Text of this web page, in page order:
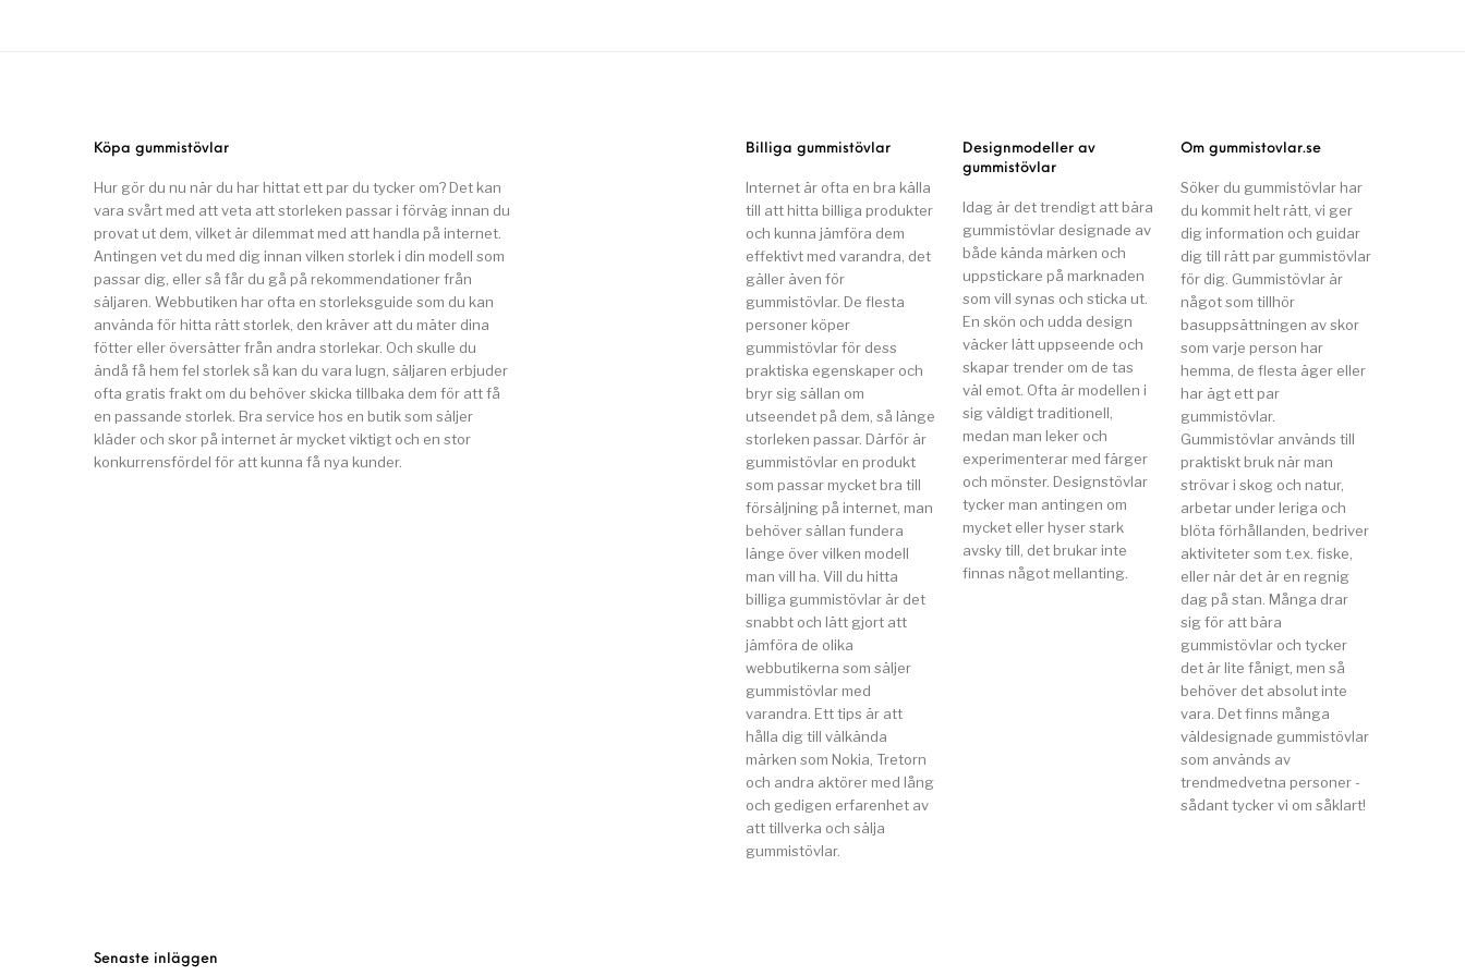
Köpa gummistövlar
Hur gör du nu när du har hittat ett par du tycker om? Det kan
vara svårt med att veta att storleken passar i förväg innan du
provat ut dem, vilket är dilemmat med att handla på internet.
Antingen vet du med dig innan vilken storlek i din modell som
passar dig, eller så får du gå på rekommendationer från
säljaren. Webbutiken har ofta en storleksguide som du kan
använda för hitta rätt storlek, den kräver att du mäter dina
fötter eller översätter från andra storlekar. Och skulle du
ändå få hem fel storlek så kan du vara lugn, säljaren erbjuder
ofta gratis frakt om du behöver skicka tillbaka dem för att få
en passande storlek. Bra service hos en butik som säljer
kläder och skor på internet är mycket viktigt och en stor
konkurrensfördel för att kunna få nya kunder.
Billiga gummistövlar
Internet är ofta en bra källa
till att hitta billiga produkter
och kunna jämföra dem
effektivt med varandra, det
gäller även för
gummistövlar. De flesta
personer köper
gummistövlar för dess
praktiska egenskaper och
bryr sig sällan om
utseendet på dem, så länge
storleken passar. Därför är
gummistövlar en produkt
som passar mycket bra till
försäljning på internet, man
behöver sällan fundera
länge över vilken modell
man vill ha. Vill du hitta
billiga gummistövlar är det
snabbt och lätt gjort att
jämföra de olika
webbutikerna som säljer
gummistövlar med
varandra. Ett tips är att
hålla dig till välkända
märken som Nokia, Tretorn
och andra aktörer med lång
och gedigen erfarenhet av
att tillverka och sälja
gummistövlar.
Designmodeller av
gummistövlar
Idag är det trendigt att bära
gummistövlar designade av
både kända märken och
uppstickare på marknaden
som vill synas och sticka ut.
En skön och udda design
väcker lätt uppseende och
skapar trender om de tas
väl emot. Ofta är modellen i
sig väldigt traditionell,
medan man leker och
experimenterar med färger
och mönster. Designstövlar
tycker man antingen om
mycket eller hyser stark
avsky till, det brukar inte
finnas något mellanting.
Om gummistovlar.se
Söker du gummistövlar har
du kommit helt rätt, vi ger
dig information och guidar
dig till rätt par gummistövlar
för dig. Gummistövlar är
något som tillhör
basuppsättningen av skor
som varje person har
hemma, de flesta äger eller
har ägt ett par
gummistövlar.
Gummistövlar används till
praktiskt bruk när man
strövar i skog och natur,
arbetar under leriga och
blöta förhållanden, bedriver
aktiviteter som t.ex. fiske,
eller när det är en regnig
dag på stan. Många drar
sig för att bära
gummistövlar och tycker
det är lite fånigt, men så
behöver det absolut inte
vara. Det finns många
väldesignade gummistövlar
som används av
trendmedvetna personer -
sådant tycker vi om såklart!
Senaste inläggen